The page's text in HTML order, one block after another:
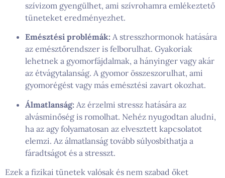
szívizom gyengülhet, ami szívrohamra emlékeztető
tüneteket eredményezhet.
Emésztési problémák: A stresszhormonok hatására
az emésztőrendszer is felborulhat. Gyakoriak
lehetnek a gyomorfájdalmak, a hányinger vagy akár
az étvágytalanság. A gyomor összeszorulhat, ami
gyomorégést vagy más emésztési zavart okozhat.
Álmatlanság: Az érzelmi stressz hatására az
alvásminőség is romolhat. Nehéz nyugodtan aludni,
ha az agy folyamatosan az elvesztett kapcsolatot
elemzi. Az álmatlanság tovább súlyosbíthatja a
fáradtságot és a stresszt.
Ezek a fizikai tünetek valósak és nem szabad őket